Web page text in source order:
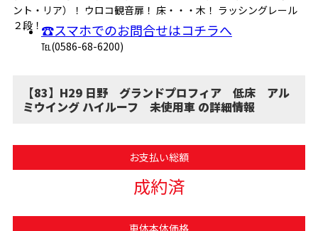
ント・リア）！ ウロコ観音扉！ 床・・・木！ ラッシングレール
２段！☎スマホでのお問合せはコチラへ
℡(0586-68-6200)
【83】H29 日野 グランドプロフィア 低床 アル
ミウイング ハイルーフ 未使用車 の詳細情報
お支払い総額
成約済
車体本体価格